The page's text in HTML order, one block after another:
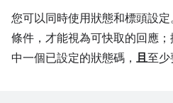
您可以同時使用狀態和標頭設
條件，才能視為可快取的回應
中一個已設定的狀態碼， 且至少